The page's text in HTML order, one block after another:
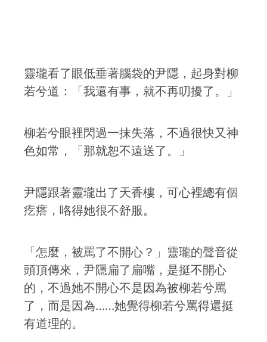
靈瓏看了眼低垂著腦袋的尹隱，起身對柳
若兮道：「我還有事，就不再叨擾了。」
柳若兮眼裡閃過一抹失落，不過很快又神
色如常，「那就恕不遠送了。」
尹隱跟著靈瓏出了天香樓，可心裡總有個
疙瘩，咯得她很不舒服。
「怎麼，被罵了不開心？」靈瓏的聲音從
頭頂傳來，尹隱扁了扁嘴，是挺不開心
的，不過她不開心不是因為被柳若兮罵
了，而是因為……她覺得柳若兮罵得還挺
有道理的。